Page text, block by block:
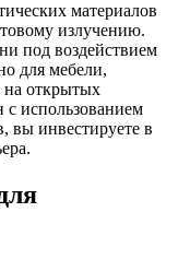
материалов
излучению.
под воздействием
для мебели,
на открытых
с использованием
вы инвестируете в